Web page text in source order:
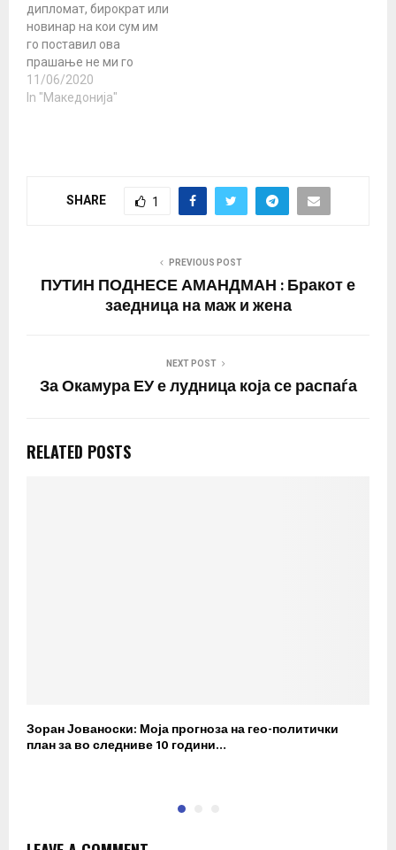
дипломат, бирократ или
новинар на кои сум им
го поставил ова
прашање не ми го
одговорил. Но, секогаш
беа подготвени да ми
преименување на
11/06/2020
In "Македонија"
SHARE 1
PREVIOUS POST
ПУТИН ПОДНЕСЕ АМАНДМАН : Бракот е
заедница на маж и жена
NEXT POST
За Окамура ЕУ е лудница која се распаѓа
RELATED POSTS
Зоран Јованоски: Моја прогноза на гео-политички
план за во следниве 10 години…